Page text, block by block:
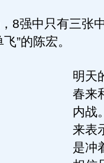
强中只有三张
”的陈宏。
明天
春来
内战
来表
是冲